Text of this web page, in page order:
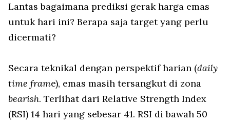
Lantas bagaimana prediksi gerak harga emas
untuk hari ini? Berapa saja target yang perlu
dicermati?
Secara teknikal dengan perspektif harian (daily
time frame), emas masih tersangkut di zona
bearish. Terlihat dari Relative Strength Index
(RSI) 14 hari yang sebesar 41. RSI di bawah 50